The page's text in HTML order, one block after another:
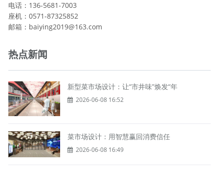
电话：136-5681-7003
座机：0571-87325852
邮箱：baiying2019@163.com
热点新闻
新型菜市场设计：让“市井味”焕发“年
2026-06-08 16:52
菜市场设计：用智慧赢回消费信任
2026-06-08 16:49